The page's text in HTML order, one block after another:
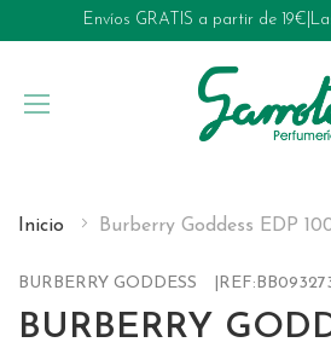
Envíos GRATIS a partir de 19€
Inicio Burberry Goddess EDP
BURBERRY GODDESS REF:
BURBERRY